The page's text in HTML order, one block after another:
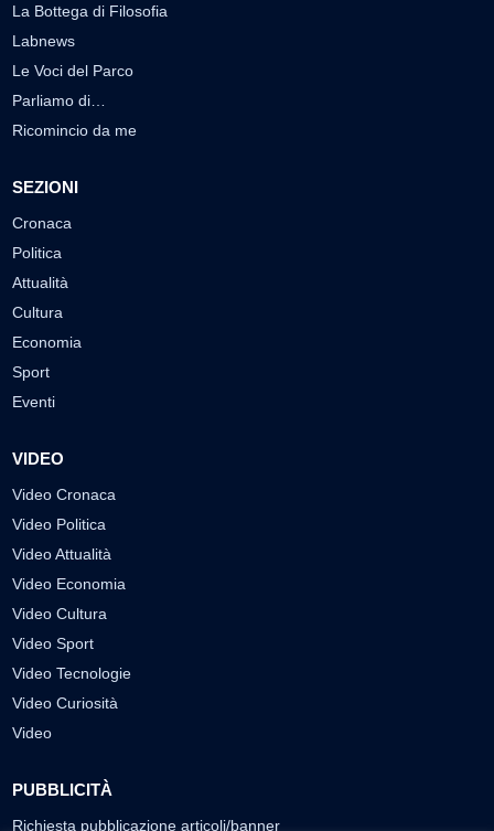
La Bottega di Filosofia
Labnews
Le Voci del Parco
Parliamo di…
Ricomincio da me
SEZIONI
Cronaca
Politica
Attualità
Cultura
Economia
Sport
Eventi
VIDEO
Video Cronaca
Video Politica
Video Attualità
Video Economia
Video Cultura
Video Sport
Video Tecnologie
Video Curiosità
Video
PUBBLICITÀ
Richiesta pubblicazione articoli/banner